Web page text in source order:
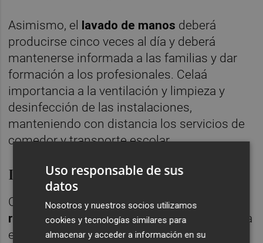
Asimismo, el lavado de manos deberá
producirse cinco veces al día y deberá
mantenerse informada a las familias y dar
formación a los profesionales. Celaá
importancia a la ventilación y limpieza y
desinfección de las instalaciones,
manteniendo con distancia los servicios de
comedor y transporte escolar.
Defensa del trabajo realizado
Celaá también ha defendidoel trabajo
realizado hasta el momento, en una semana
en la que su socio de Gobierno, Unidas
Uso responsable de sus
datos
Nosotros y nuestros socios utilizamos
cookies y tecnologías similares para
almacenar y acceder a información en su